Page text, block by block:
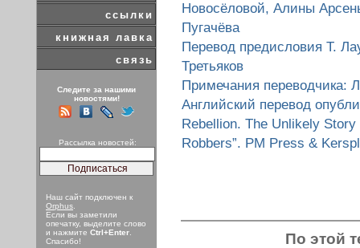
ссылки
книжная лавка
связь
Следите за нашими
новостями!
Рассылка новостей:
Наш сайт подключен к
Orphus
Если вы заметили
опечатку, выделите слово
и нажмите Ctrl+Enter
Спасибо!
Новосёловой, Алины
Пугачёва
Перевод предисловия Т.
Третьяков
Примечания переводчика:
Английский перевод
Rebellion. The Unlikely
Robbers”. PM Press &
По этой